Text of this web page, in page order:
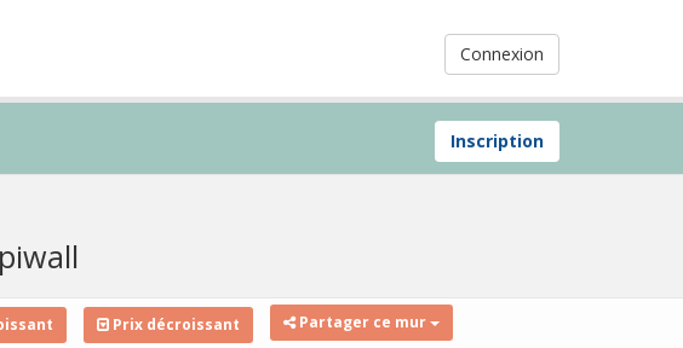
Connexion
Inscription
Prix décroissant Partager ce mur